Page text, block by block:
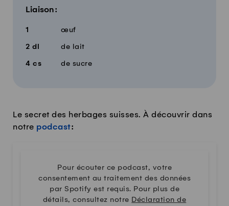
Liaison:
1 œuf
2 dl de lait
4 cs de sucre
Le secret des herbages suisses. À découvrir dans
notre podcast:
Pour écouter ce podcast, votre
consentement au traitement des données
par Spotify est requis. Pour plus de
détails, consultez notre Déclaration de